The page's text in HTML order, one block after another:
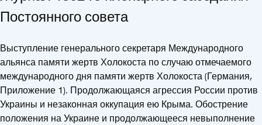
Постоянного совета
Выступление генерального секретаря Международного
альянса памяти жертв Холокоста по случаю отмечаемого
международного дня памяти жертв Холокоста (Германия,
Приложение 1). Продолжающаяся агрессия России против
Украины и незаконная оккупация ею Крыма. Обострение
положения на Украине и продолжающееся невыполнение